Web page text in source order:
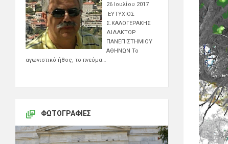
26 Ιουλίου 2017
ΕΥΤΥΧΙΟΣ
Σ.ΚΑΛΟΓΕΡΑΚΗΣ
ΔΙΔΑΚΤΩΡ
ΠΑΝΕΠΙΣΤΗΜΙΟΥ
ΑΘΗΝΩΝ Το
αγωνιστικό ήθος, το πνεύμα…
ΦΩΤΟΓΡΑΦΊΕΣ